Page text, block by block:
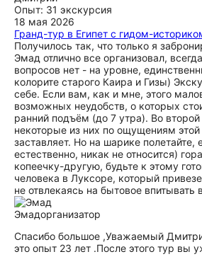
Опыт: 31 экскурсия
18 мая 2026
Гранд-тур в Египет с гидом-
Получилось так, что только я
Эмад отлично все организовал,
вопросов нет - на уровне,
колорите старого Каира и Гизы)
себе. Если вам, как и мне, этого
возможных неудобств, о которых
ранний подъём (до 7 утра). Во
некоторые из них по ощущениям
заставляет. Но на шарике
естественно, никак не относится)
копеечку-другую, будьте к этому
человека в Луксоре, который
не отвлекаясь на бытовое впитывать
Эмадорганизатор
Спасибо большое ,Уважаемый
это опыт 23 лет .После этого тур вы